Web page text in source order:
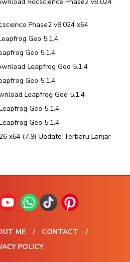
Rocscience Phase2 v8.024
Phase2 v8.024 x64
Geo 5.1.4
Geo 5.1.4
Leapfrog Geo 5.1.4
Geo 5.1.4
Leapfrog Geo 5.1.4
Geo 5.1.4
Geo 5.1.4
x64 (7.9) Update Terbaru Lanjar
ME
CONTACT
POLICY